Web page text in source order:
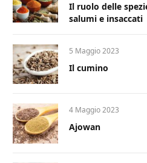
Il ruolo delle
salumi e insaccati
5 Maggio 2023
Il cumino
4 Maggio 2023
Ajowan